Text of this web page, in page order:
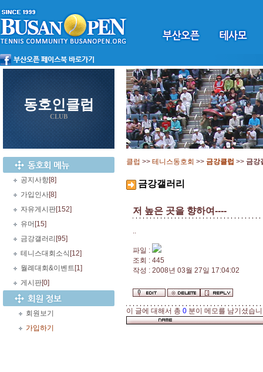
동호인클럽
CLUB
공지사항[8]
가입인사[8]
자유게시판[152]
유머 [15]
금강갤러리 [95]
테니스대회소식 [12]
월례대회&이벤트 [1]
게시판[0]
회원보기
가입하기
클럽 >> 테니스동호회 >> 금강클럽 >> 금강
금강갤러리
저 높은 곳을 향하여----
..
파일 :
조회 : 445
작성 : 2008년 03월 27일 17:04:02
이 글에 대해서 총 0 분이 메모를 남기셨습